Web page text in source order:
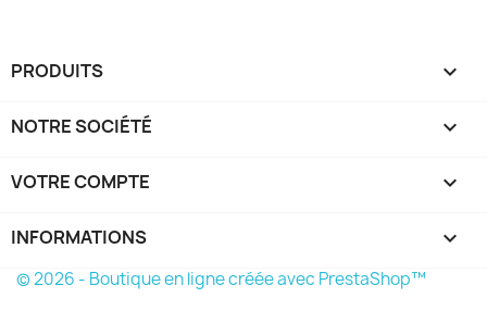
PRODUITS 
NOTRE SOCIÉTÉ 
VOTRE COMPTE 
INFORMATIONS keyboard_arrow_down
© 2026 - Boutique en ligne créée avec PrestaShop™